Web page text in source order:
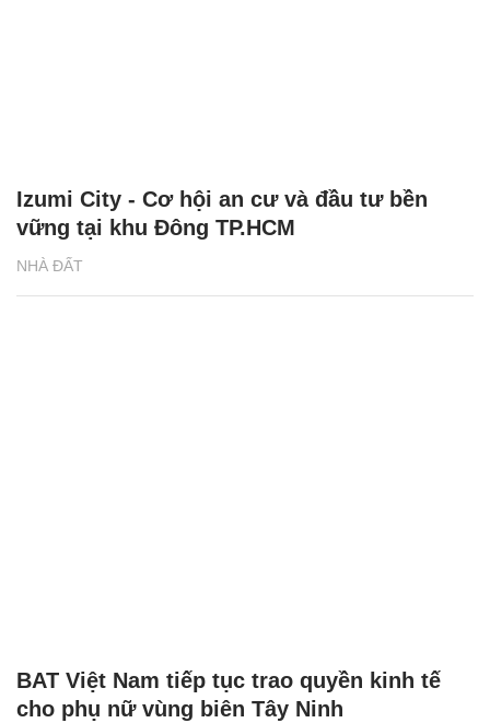
NHÀ ĐẤT
Izumi City - Cơ hội an cư và đầu tư bền
vững tại khu Đông TP.HCM
BAT Việt Nam tiếp tục trao quyền kinh tế
cho phụ nữ vùng biên Tây Ninh